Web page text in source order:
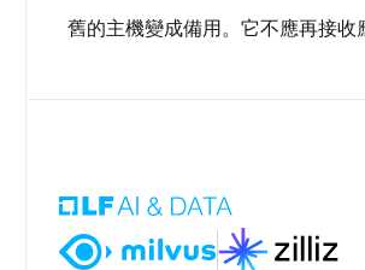
舊的主機變成備用。它不應再接收